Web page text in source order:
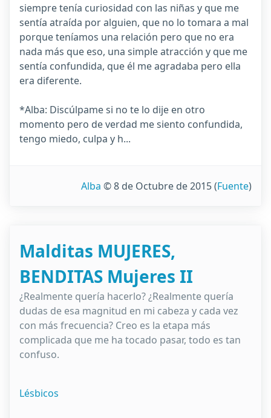
siempre tenía curiosidad con las niñas y que me
sentía atraída por alguien, que no lo tomara a mal
porque teníamos una relación pero que no era
nada más que eso, una simple atracción y que me
sentía confundida, que él me agradaba pero ella
era diferente.
*Alba: Discúlpame si no te lo dije en otro
momento pero de verdad me siento confundida,
tengo miedo, culpa y h...
Alba © 8 de Octubre de 2015(Fuente)
Malditas MUJERES,
BENDITAS Mujeres II
¿Realmente quería hacerlo? ¿Realmente quería
dudas de esa magnitud en mi cabeza y cada vez
con más frecuencia? Creo es la etapa más
complicada que me ha tocado pasar, todo es tan
confuso.
Lésbicos